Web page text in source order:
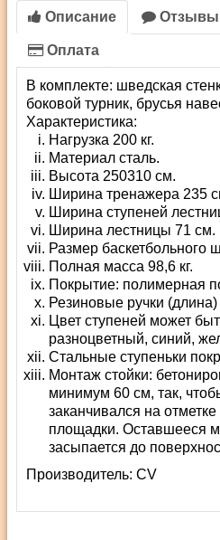
Описание Отзывы
Оплата
В комплекте: шведская
боковой турник, брусья
Характеристика:
Нагрузка 200 кг.
Материал сталь.
Высота 250310 см.
Ширина тренажера 235
Ширина ступеней
Ширина лестницы 71 см.
Размер баскетбольного
Полная масса 98,6 кг.
Покрытие: полимерная
Резиновые ручки
Цвет ступеней может
разноцветный, синий,
Стальные ступеньки
Монтаж стойки:
минимум 60 см, так,
заканчивался на
площадки. Оставшееся
засыпается до
Производитель: СV